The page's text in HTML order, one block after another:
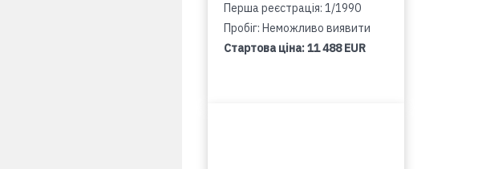
Перша реєстрація: 1/1990
Пробіг: Неможливо виявити
Стартова ціна:11 488 EUR